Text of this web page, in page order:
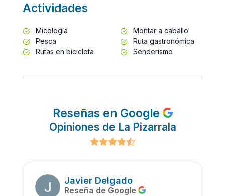
Actividades
Micología
Montar a caballo
Pesca
Ruta gastronómica
Rutas en bicicleta
Senderismo
Reseñas en Google
Opiniones de La Pizarrala
Javier Delgado
Reseña de Google